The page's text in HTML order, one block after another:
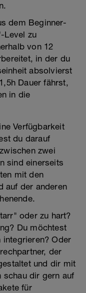
dem Beginner-
Level zu
von 12
in der du
absolvierst
Dauer fährst,
in die
Verfügbarkeit
du darauf
zwei
sind einerseits
mit den
auf der anderen
oder zu hart?
Du möchtest
integrieren? Oder
der
und dir mit
schau dir gern auf
für